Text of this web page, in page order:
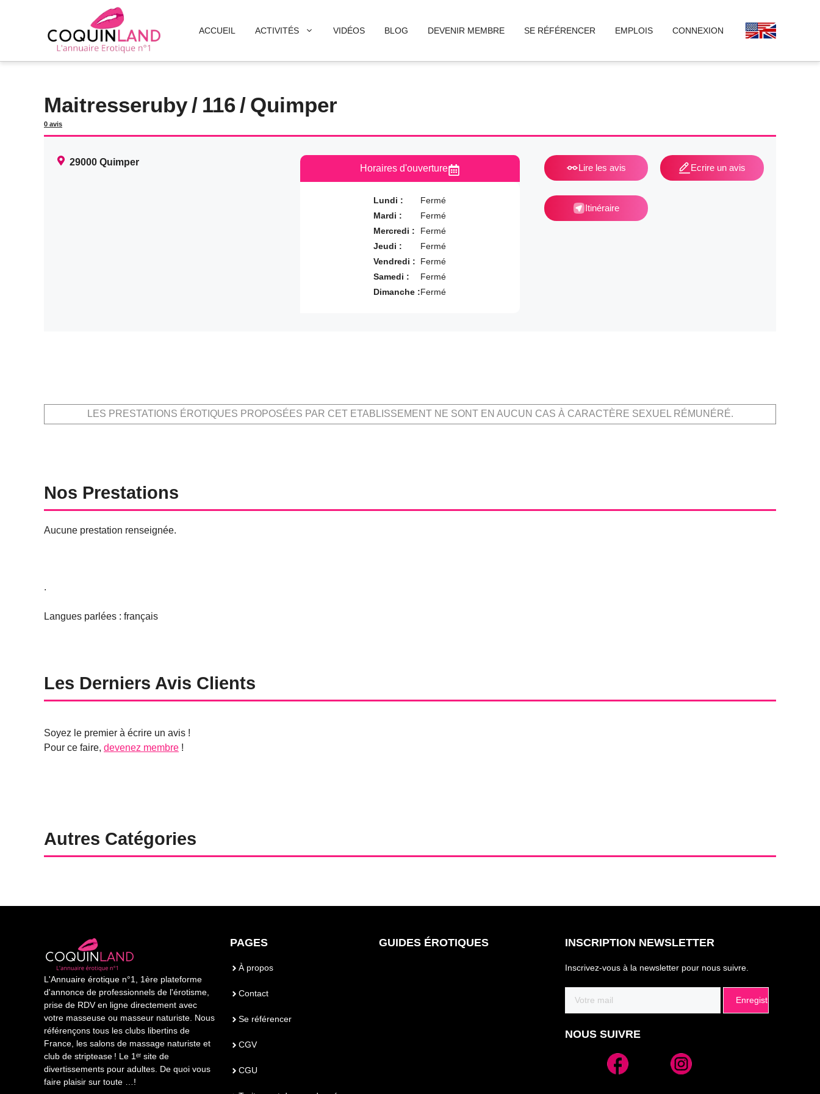
ACCUEIL ACTIVITÉS VIDÉOS BLOG DEVENIR MEMBRE SE RÉFÉRENCER EMPLOIS CONNEXION
Maitresseruby/ 116/ Quimper
0 avis
29000 Quimper
Horaires d'ouverture
Lundi :
Mardi :
Mercredi :
Jeudi :
Vendredi :
Samedi :
Dimanche :
Fermé
Fermé
Fermé
Fermé
Fermé
Fermé
Fermé
Lire les avis Ecrire un avis
Itinéraire
LES PRESTATIONS ÉROTIQUES PROPOSÉES PAR CET ETABLISSEMENT NE SONT EN AUCUN CAS À CARACTÈRE SEXUEL RÉMUNÉRÉ.
Nos Prestations
Aucune prestation renseignée.
.
Langues parlées : français
Les Derniers Avis Clients
Soyez le premier à écrire un avis !
Pour ce faire, devenez membre !
Autres Catégories
L'Annuaire érotique n°1, 1ère plateforme
d'annonce de professionnels de l'érotisme,
prise de RDV en ligne directement avec
votre masseuse ou masseur naturiste. Nous
référençons tous les clubs libertins de
France, les salons de massage naturiste et
club de striptease ! Le 1ᵉʳ site de
divertissements pour adultes. De quoi vous
faire plaisir sur toute …!
PAGES
À propos
Contact
Se référencer
CGV
CGU
GUIDES ÉROTIQUES INSCRIPTION NEWSLETTER
Inscrivez-vous à la newsletter pour nous suivre.
Alternative:
NOUS SUIVRE